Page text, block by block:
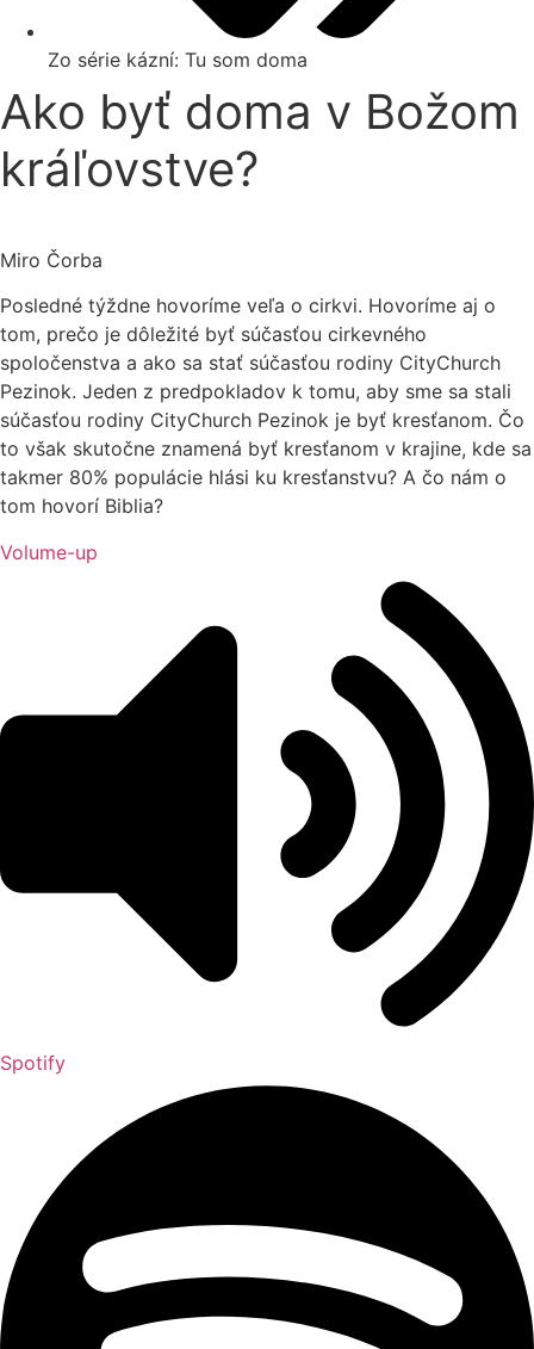
Zo série kázní: Tu som doma
Ako byť doma v Božom
kráľovstve?
Miro Čorba
Posledné týždne hovoríme veľa o cirkvi. Hovoríme aj o
tom, prečo je dôležité byť súčasťou cirkevného
spoločenstva a ako sa stať súčasťou rodiny CityChurch
Pezinok. Jeden z predpokladov k tomu, aby sme sa stali
súčasťou rodiny CityChurch Pezinok je byť kresťanom. Čo
to však skutočne znamená byť kresťanom v krajine, kde sa
takmer 80% populácie hlási ku kresťanstvu? A čo nám o
tom hovorí Biblia?
Volume-up
Spotify